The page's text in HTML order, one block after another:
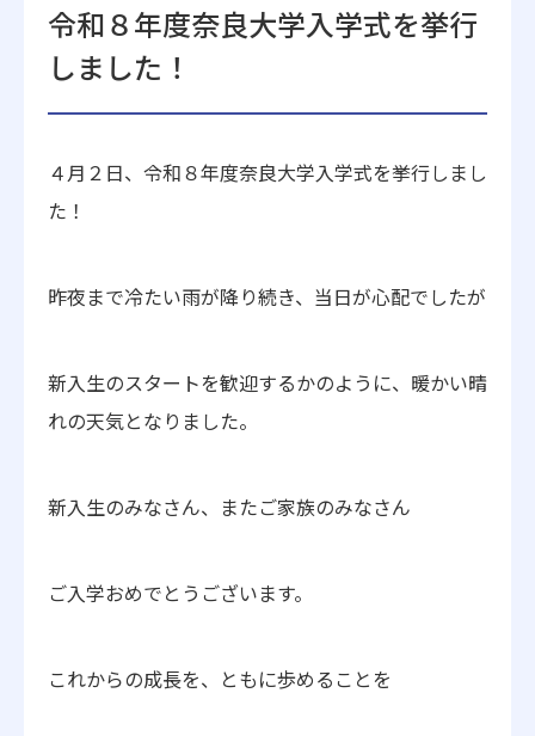
地歴甲子園 法人本部
令和８年度奈良大学入学式を挙行
しました！
４月２日、令和８年度奈良大学入学式を挙行しまし
た！
昨夜まで冷たい雨が降り続き、当日が心配でしたが
新入生のスタートを歓迎するかのように、暖かい晴
れの天気となりました。
新入生のみなさん、またご家族のみなさん
ご入学おめでとうございます。
これからの成長を、ともに歩めることを